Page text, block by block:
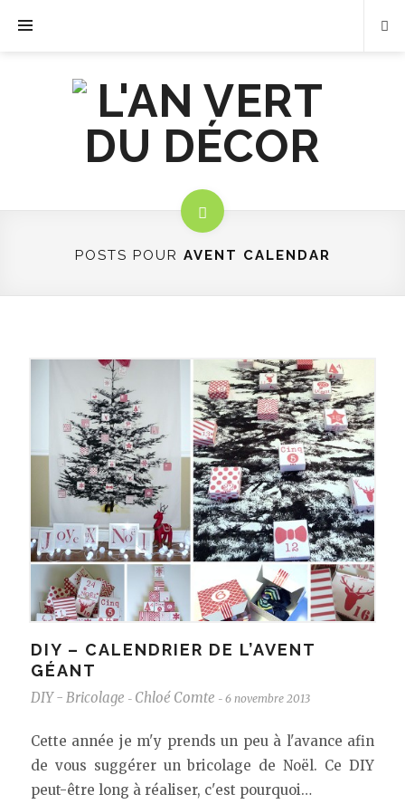
POSTS POUR AVENT CALENDAR
DIY – CALENDRIER DE L’AVENT
GÉANT
DIY - Bricolage - Chloé Comte - 6 novembre 2013
Cette année je m'y prends un peu à l'avance afin
de vous suggérer un bricolage de Noël. Ce DIY
peut-être long à réaliser, c'est pourquoi…